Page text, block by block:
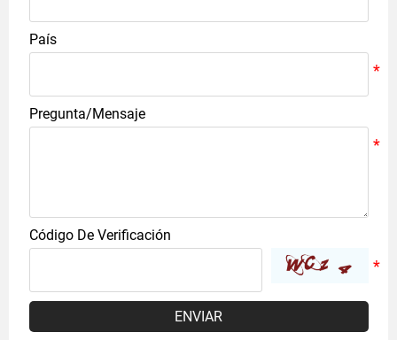
País
Pregunta/Mensaje
Código De Verificación
ENVIAR